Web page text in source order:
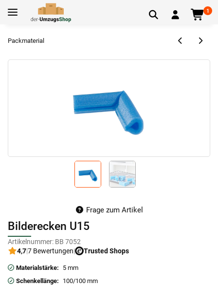
1
Packmaterial
Frage zum Artikel
Bilderecken U15
Artikelnummer: BB 7052
4,7|7 Bewertungen| Trusted Shops
Materialstärke:
5 mm
Schenkellänge:
100/100 mm